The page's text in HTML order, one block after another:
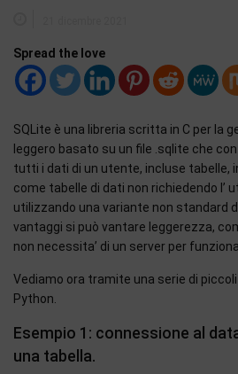
Spread the love
SQLite è una libreria scritta in C per la
leggero basato su un file .sqlite che
tutti i dati di un utente, incluse tabelle,
come tabelle di dati non richiedendo l’
utilizzando una variante non standard
vantaggi si può vantare leggerezza,
non necessita’ di un server per
Vediamo ora tramite una serie di
Python.
Esempio 1: connessione al
una tabella.